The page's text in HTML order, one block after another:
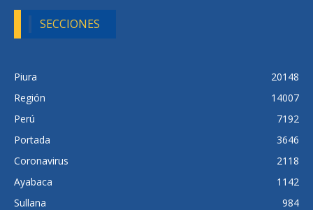
SECCIONES
Piura
20148
Región
14007
Perú
7192
Portada
3646
Coronavirus
2118
Ayabaca
1142
Sullana
984